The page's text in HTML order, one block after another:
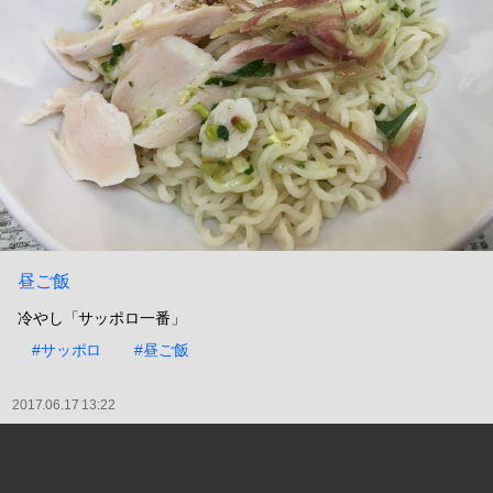
昼ご飯
冷やし「サッポロ一番」
#サッポロ
#昼ご飯
2017.06.17 13:22